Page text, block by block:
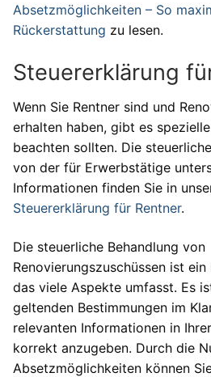
Absetzmöglichkeiten – So
Rückerstattung zu lesen.
Steuererklärung
Wenn Sie Rentner sind und
erhalten haben, gibt es
beachten sollten. Die
von der für Erwerbstätige
Informationen finden Sie in
Steuererklärung für Rentner.
Die steuerliche Behandlung von
Renovierungszuschüssen ist
das viele Aspekte umfasst. Es
geltenden Bestimmungen im
relevanten Informationen in
korrekt anzugeben. Durch die
Absetzmöglichkeiten können